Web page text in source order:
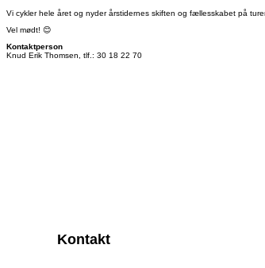
Vi cykler hele året og nyder årstidernes skiften og fællesskabet på
Vel mødt! 😊
Kontaktperson
Knud Erik Thomsen, tlf.: 30 18 22 70
Kontakt